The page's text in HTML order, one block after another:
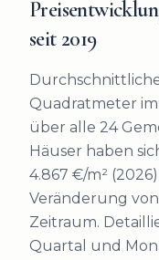
seit 2019
Quadratmeter im
über alle 24
Häuser haben
4.867 €/m²
Veränderung
Zeitraum.
Quartal und